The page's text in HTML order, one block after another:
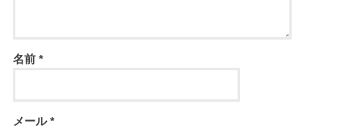
名前*
メール*